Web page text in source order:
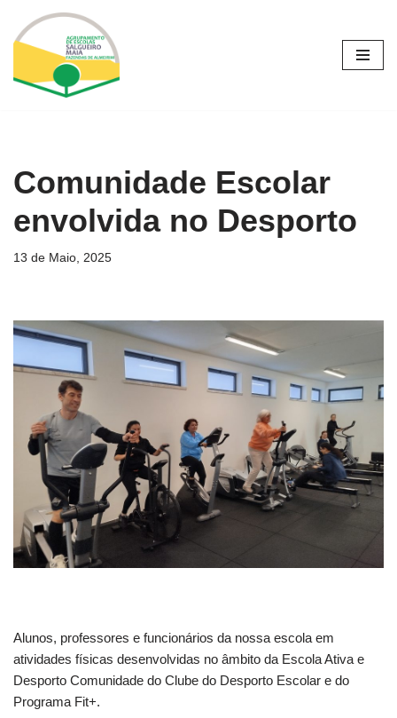
Avançar
Comunidade Escolar
envolvida no Desporto
13 de Maio, 2025
Alunos, professores e funcionários da nossa escola em
atividades físicas desenvolvidas no âmbito da Escola Ativa e
Desporto Comunidade do Clube do Desporto Escolar e do
Programa Fit+.